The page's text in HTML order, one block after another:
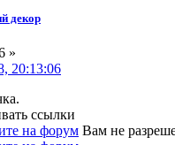
декор
»
20:13:06
ссылки
на форум Вам не